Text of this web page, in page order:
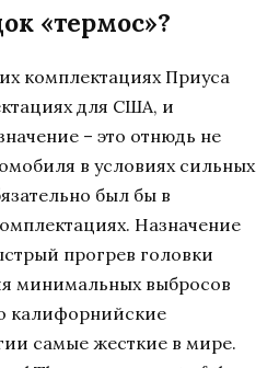
«термос»?
комплектациях Приуса
для США, и
– это отнюдь не
в условиях сильных
был бы в
Назначение
прогрев головки
минимальных выбросов
калифорнийские
самые жесткие в мире.